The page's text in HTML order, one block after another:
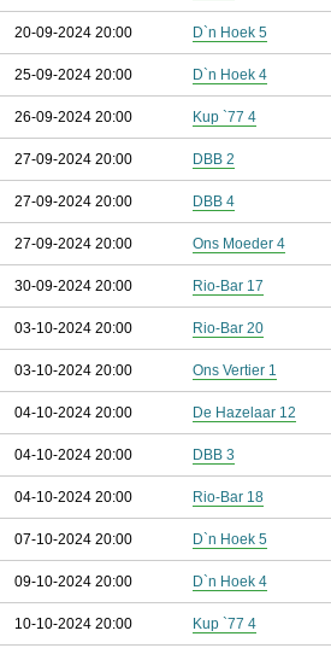
20-09-2024 20:00 D`n Hoek 5
25-09-2024 20:00 D`n Hoek 4
26-09-2024 20:00 Kup `77 4
27-09-2024 20:00 DBB 2
27-09-2024 20:00 DBB 4
27-09-2024 20:00 Ons Moeder 4
30-09-2024 20:00 Rio-Bar 17
03-10-2024 20:00 Rio-Bar 20
03-10-2024 20:00 Ons Vertier 1
04-10-2024 20:00 De Hazelaar 12
04-10-2024 20:00 DBB 3
04-10-2024 20:00 Rio-Bar 18
07-10-2024 20:00 D`n Hoek 5
09-10-2024 20:00 D`n Hoek 4
10-10-2024 20:00 Kup `77 4